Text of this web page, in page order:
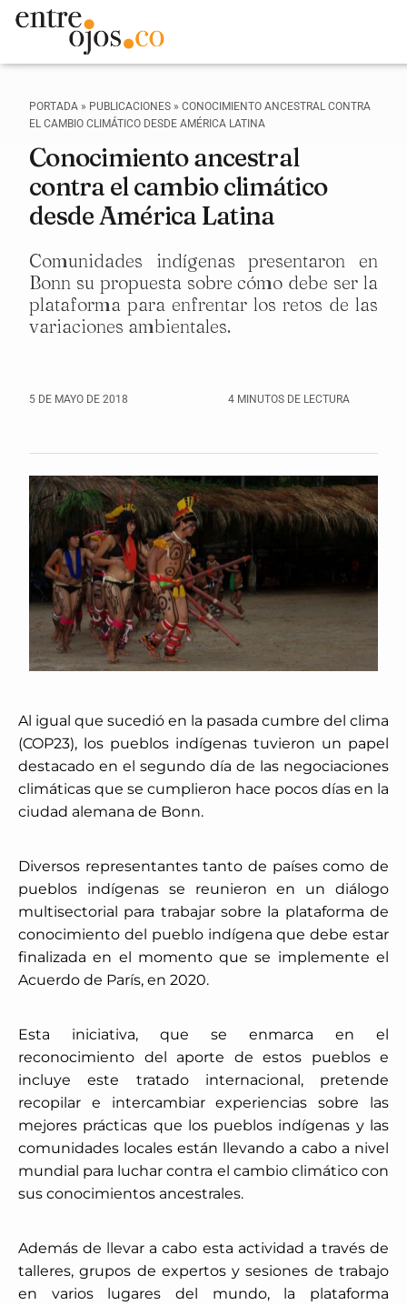
PORTADA » PUBLICACIONES » CONOCIMIENTO ANCESTRAL CONTRA
EL CAMBIO CLIMÁTICO DESDE AMÉRICA LATINA
Conocimiento ancestral
contra el cambio climático
desde América Latina
Comunidades indígenas presentaron en
Bonn su propuesta sobre cómo debe ser la
plataforma para enfrentar los retos de las
variaciones ambientales.
5 DE MAYO DE 2018 4 MINUTOS DE LECTURA
Al igual que sucedió en la pasada cumbre del clima
(COP23), los pueblos indígenas tuvieron un papel
destacado en el segundo día de las negociaciones
climáticas que se cumplieron hace pocos días en la
ciudad alemana de Bonn.
Diversos representantes tanto de países como de
pueblos indígenas se reunieron en un diálogo
multisectorial para trabajar sobre la plataforma de
conocimiento del pueblo indígena que debe estar
finalizada en el momento que se implemente el
Acuerdo de París, en 2020.
Esta iniciativa, que se enmarca en el
reconocimiento del aporte de estos pueblos e
incluye este tratado internacional, pretende
recopilar e intercambiar experiencias sobre las
mejores prácticas que los pueblos indígenas y las
comunidades locales están llevando a cabo a nivel
mundial para luchar contra el cambio climático con
sus conocimientos ancestrales.
Además de llevar a cabo esta actividad a través de
talleres, grupos de expertos y sesiones de trabajo
en varios lugares del mundo, la plataforma